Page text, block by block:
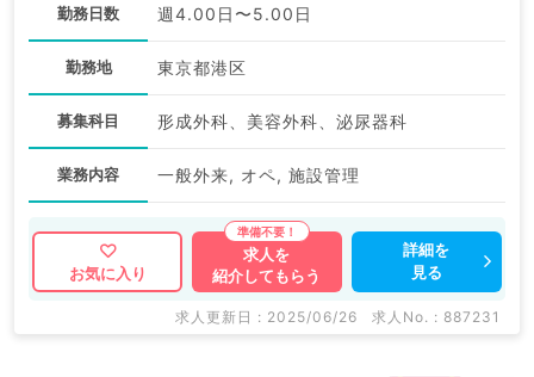
勤務日数 週4.00日〜5.00日
勤務地 東京都港区
募集科目 形成外科、美容外科、泌尿器科
業務内容 一般外来, オペ, 施設管理
お気に入り
求人を
紹介してもらう
詳細を
見る
求人更新日 : 2025/06/26 求人No. : 887231